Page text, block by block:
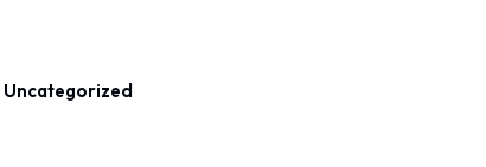
Uncategorized